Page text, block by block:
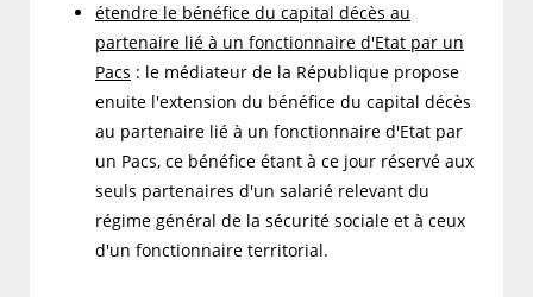
étendre le bénéfice du capital décès au
partenaire lié à un fonctionnaire d'Etat par un
Pacs : le médiateur de la République propose
enuite l'extension du bénéfice du capital décès
au partenaire lié à un fonctionnaire d'Etat par
un Pacs, ce bénéfice étant à ce jour réservé aux
seuls partenaires d'un salarié relevant du
régime général de la sécurité sociale et à ceux
d'un fonctionnaire territorial.